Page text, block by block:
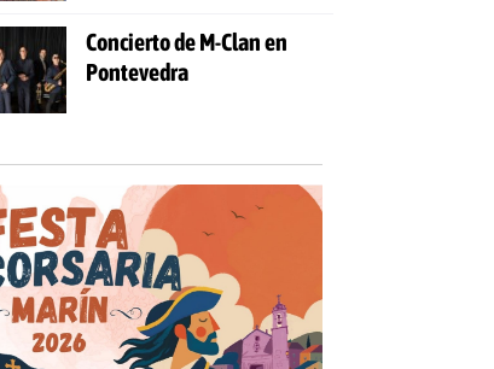
Concierto de M-Clan en
Pontevedra